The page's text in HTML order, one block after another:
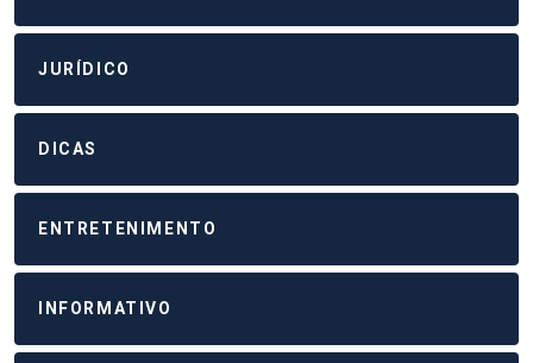
JURÍDICO
DICAS
ENTRETENIMENTO
INFORMATIVO